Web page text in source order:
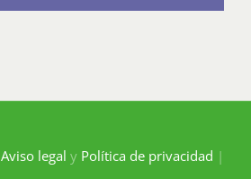
Aviso legal y Política de privacidad |